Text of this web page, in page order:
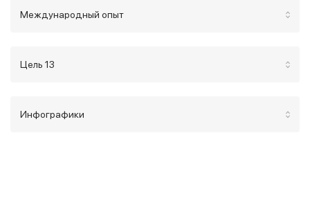
Международный опыт
Цель 13
Инфографики